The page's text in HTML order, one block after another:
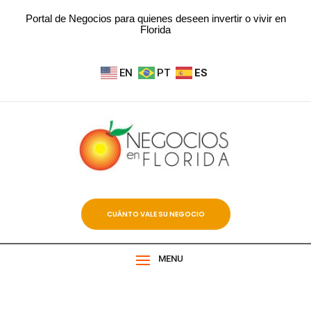
Portal de Negocios para quienes deseen invertir o vivir en
Florida
EN PT ES
CUÁNTO VALE SU NEGOCIO
MENU